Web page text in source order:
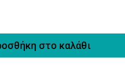
στο καλάθι